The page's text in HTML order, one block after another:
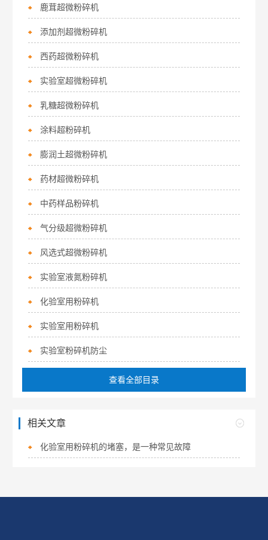
鹿茸超微粉碎机
添加剂超微粉碎机
西药超微粉碎机
实验室超微粉碎机
乳糖超微粉碎机
涂料超粉碎机
膨润土超微粉碎机
药材超微粉碎机
中药样品粉碎机
气分级超微粉碎机
风选式超微粉碎机
实验室液氮粉碎机
化验室用粉碎机
实验室用粉碎机
实验室粉碎机防尘
查看全部目录
相关文章
化验室用粉碎机的堵塞，是一种常见故障